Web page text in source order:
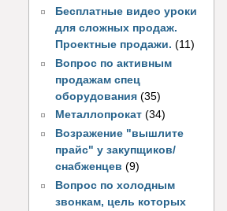
Бесплатные видео уроки
для сложных продаж.
Проектные продажи. (11)
Вопрос по активным
продажам спец
оборудования (35)
Металлопрокат (34)
Возражение "вышлите
прайс" у закупщиков/
снабженцев (9)
Вопрос по холодным
звонкам, цель которых